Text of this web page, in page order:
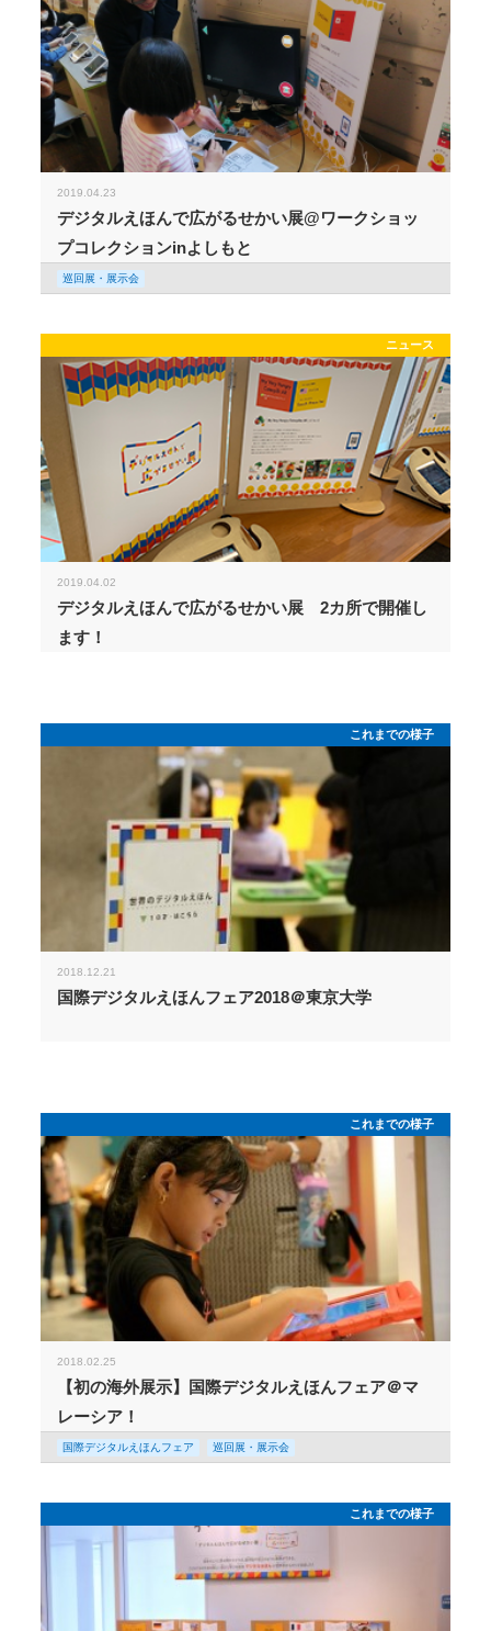
2019.04.23
デジタルえほんで広がるせかい展@ワークショッ
プコレクションinよしもと
巡回展・展示会
ニュース
2019.04.02
デジタルえほんで広がるせかい展 2カ所で開催し
ます！
これまでの様子
2018.12.21
国際デジタルえほんフェア2018＠東京大学
これまでの様子
2018.02.25
【初の海外展示】国際デジタルえほんフェア＠マ
レーシア！
国際デジタルえほんフェア 巡回展・展示会
これまでの様子